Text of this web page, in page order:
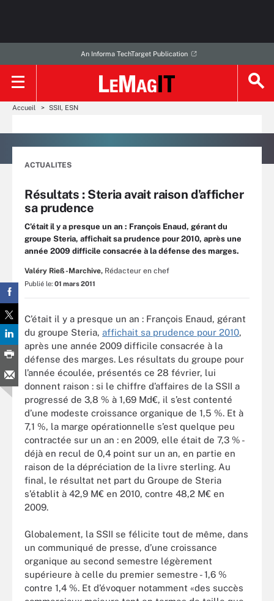
An Informa TechTarget Publication
Accueil SSII, ESN
ACTUALITES
Résultats : Steria avait raison d’afficher
sa prudence
C’était il y a presque un an : François Enaud, gérant du
groupe Steria, affichait sa prudence pour 2010, après une
année 2009 difficile consacrée à la défense des marges.
Valéry Rieß-Marchive, Rédacteur en chef
Publié le: 01 mars 2011
C’était il y a presque un an : François Enaud, gérant
du groupe Steria, affichait sa prudence pour 2010,
après une année 2009 difficile consacrée à la
défense des marges. Les résultats du groupe pour
l’année écoulée, présentés ce 28 février, lui
donnent raison : si le chiffre d’affaires de la SSII a
progressé de 3,8 % à 1,69 Md€, il s’est contenté
d’une modeste croissance organique de 1,5 %. Et à
7,1 %, la marge opérationnelle s’est quelque peu
contractée sur un an : en 2009, elle était de 7,3 % -
déjà en recul de 0,4 point sur un an, en partie en
raison de la dépréciation de la livre sterling. Au
final, le résultat net part du Groupe de Steria
s’établit à 42,9 M€ en 2010, contre 48,2 M€ en
2009.
Globalement, la SSII se félicite tout de même, dans
un communiqué de presse, d’une croissance
organique au second semestre légèrement
supérieure à celle du premier semestre - 1,6 %
contre 1,4 %. Et d’évoquer notamment «des succès